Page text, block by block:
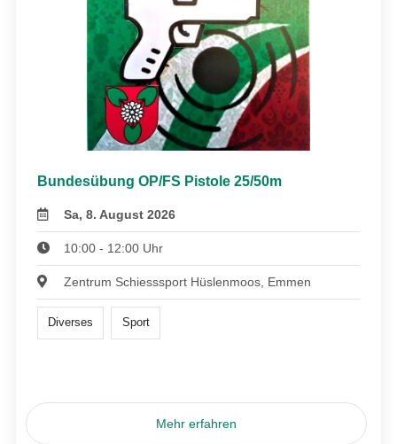
Bundesübung OP/FS Pistole 25/50m
Sa, 8. August 2026
10:00 - 12:00 Uhr
Zentrum Schiesssport Hüslenmoos, Emmen
Diverses Sport
Mehr erfahren